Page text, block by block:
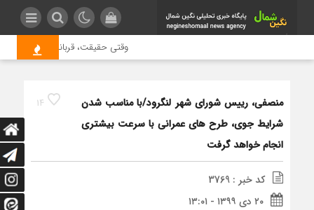
وقتی حقیقت، قربانی بازدید
14
منصفی، رییس شورای شهر لنگرود/با مناسب شدن
شرایط جوی، طرح های عمرانی با سرعت بیشتری
انجام خواهد گرفت
کد خبر : 3769
۲۰ دی ۱۳۹۹ - ۱۳:۰۱